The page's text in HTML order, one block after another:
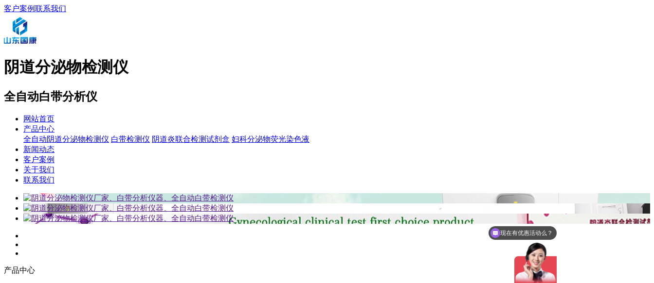
客户案例联系我们
阴道分泌物检测仪
全自动白带分析仪
网站首页
产品中心
全自动阴道分泌物检测仪 白带检测仪 阴道炎联合检测试剂盒 妇科分泌物荧光染色液
新闻动态
客户案例
关于我们
联系我们
产品中心
现在有优惠活动么？